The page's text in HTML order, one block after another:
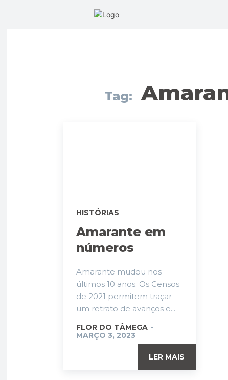
Tag:
HISTÓRIAS
Amarante em
números
Amarante mudou nos
últimos 10 anos. Os Censos
de 2021 permitem traçar
um retrato de avanços e...
FLOR DO TÂMEGA -
MARÇO 3, 2023
LER MAIS